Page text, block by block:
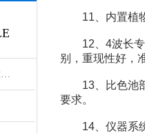
土壤肥料植株养分检测仪注意事项
11、内置植物
12、4波长专
别，重现性好，
13、比色池部
要求。
14、仪器系统